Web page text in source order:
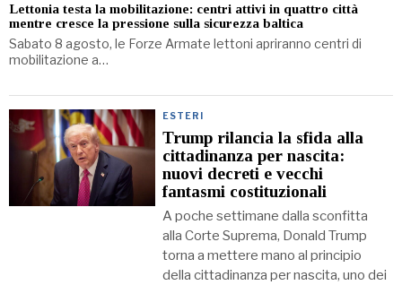
Lettonia testa la mobilitazione: centri attivi in quattro città
mentre cresce la pressione sulla sicurezza baltica
Sabato 8 agosto, le Forze Armate lettoni apriranno centri di
mobilitazione a…
ESTERI
Trump rilancia la sfida alla
cittadinanza per nascita:
nuovi decreti e vecchi
fantasmi costituzionali
A poche settimane dalla sconfitta
alla Corte Suprema, Donald Trump
torna a mettere mano al principio
della cittadinanza per nascita, uno dei